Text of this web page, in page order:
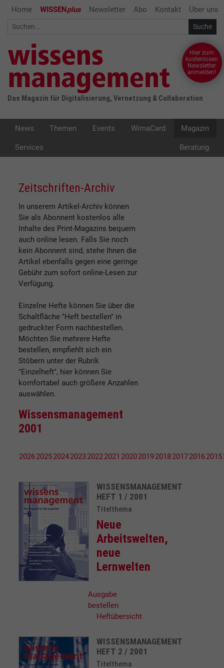
Home WISSENplus Newsletter Abo Kontakt Über uns
Das Magazin für Digitalisierung, Vernetzung & Collaboration
Hier zum
kostenlosen
Newsletter
anmelden!
News Themen Events WimaCard Magazin
Services Beratung
Zeitschriften-Archiv
In unserem Artikel-Archiv können
Sie als Abonnent kostenlos alle
Inhalte des Print-Magazins bequem
auch online lesen. Falls Sie noch
kein Abonnent sind, stehe Ihnen die
Artikel ebenfalls gegen eine geringe
Gebühr zum sofort online-Lesen zur
Verfügung.
Einzelne Hefte können Sie über die
Schaltfläche "Heft bestellen" in
gedruckter Form nachbestellen.
Möchten Sie mehrere Hefte
bestellen, empfiehlt sich ein
Stöbern unter der Rubrik
"Einzelheft", hier können Sie
komfortabel auch größere Anzahlen
auswählen.
Wissensmanagement
2001
202620252024202320222021 202020192018201720162015
WISSENSMANAGEMENT
HEFT 1 / 2001
Titelthema
Neue
Arbeitswelten,
neue
Lernwelten
Ausgabe
bestellen
Heftübersicht
WISSENSMANAGEMENT
HEFT 2 / 2001
Titelthema